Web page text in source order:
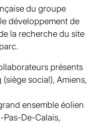
du groupe
développement de
la recherche du site
présents
social), Amiens,
ensemble éolien
Pas-De-Calais,